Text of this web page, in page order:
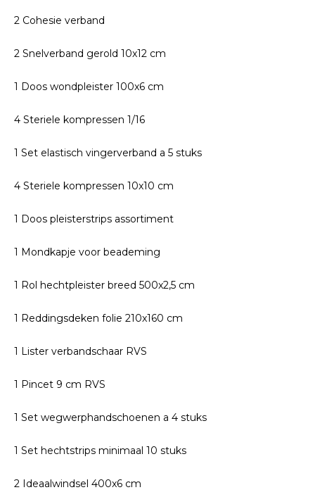
2 Cohesie verband
2 Snelverband gerold 10x12 cm
1 Doos wondpleister 100x6 cm
4 Steriele kompressen 1/16
1 Set elastisch vingerverband a 5 stuks
4 Steriele kompressen 10x10 cm
1 Doos pleisterstrips assortiment
1 Mondkapje voor beademing
1 Rol hechtpleister breed 500x2,5 cm
1 Reddingsdeken folie 210x160 cm
1 Lister verbandschaar RVS
1 Pincet 9 cm RVS
1 Set wegwerphandschoenen a 4 stuks
1 Set hechtstrips minimaal 10 stuks
2 Ideaalwindsel 400x6 cm